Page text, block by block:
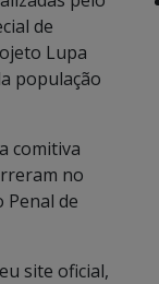
de
Lupa
população
comitiva
no
Penal de
site oficial,